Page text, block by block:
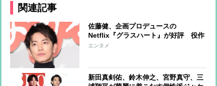
関連記事
佐藤健、企画プロデュースの
Netflix『グラスハート』が好評 役作
りで1年以上かけて楽器を練習、女性
エンタメ
新田真剣佑、鈴木伸之、宮野真守、三